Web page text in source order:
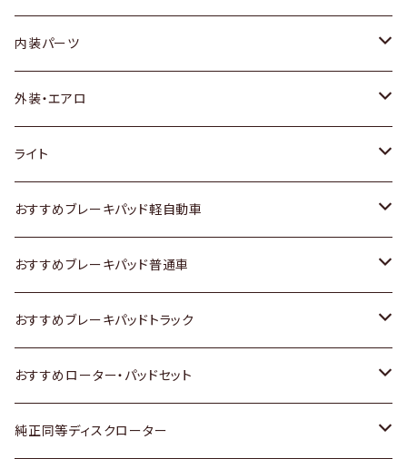
内装パーツ
トヨタ
ホンダ
スズキ
日産
いすゞ
ダイハツ
マツダ
外装・エアロ
トヨタ
ホンダ
スズキ
日産
いすゞ
ダイハツ
ライト
トヨタ
スズキ
日産
いすゞ
ダイハツ
おすすめブレーキパッド軽自動車
トヨタ
ホンダ
スズキ
日産
おすすめブレーキパッド普通車
トヨタ
ホンダ
スズキ
おすすめブレーキパッドトラック
トヨタ
日産
おすすめローター・パッドセット
トヨタ
純正同等ディスクローター